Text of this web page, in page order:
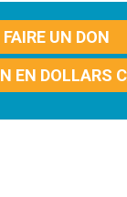
FAIRE UN DON
EN DOLLARS